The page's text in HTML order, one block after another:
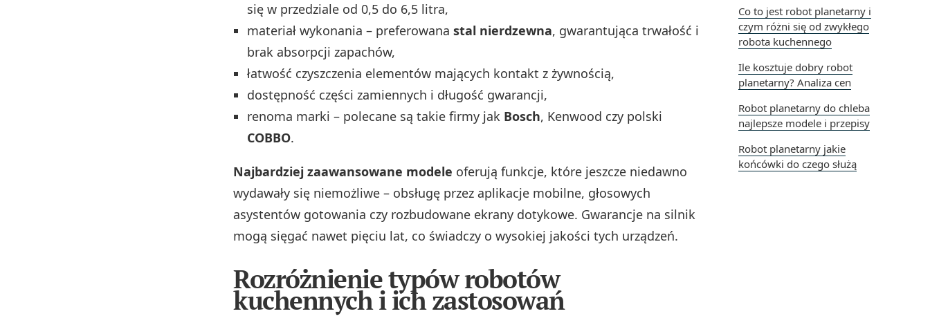
Co to jest robot planetarny i
czym różni się od zwykłego
robota kuchennego
Ile kosztuje dobry robot
planetarny? Analiza cen
Robot planetarny do chleba
najlepsze modele i przepisy
Robot planetarny jakie
końcówki do czego służą
się w przedziale od 0,5 do 6,5 litra,
materiał wykonania – preferowana stal nierdzewna, gwarantująca trwałość i
brak absorpcji zapachów,
łatwość czyszczenia elementów mających kontakt z żywnością,
dostępność części zamiennych i długość gwarancji,
renoma marki – polecane są takie firmy jak Bosch, Kenwood czy polski
COBBO.
Najbardziej zaawansowane modele oferują funkcje, które jeszcze niedawno
wydawały się niemożliwe – obsługę przez aplikacje mobilne, głosowych
asystentów gotowania czy rozbudowane ekrany dotykowe. Gwarancje na silnik
mogą sięgać nawet pięciu lat, co świadczy o wysokiej jakości tych urządzeń.
Rozróżnienie typów robotów
kuchennych i ich zastosowań